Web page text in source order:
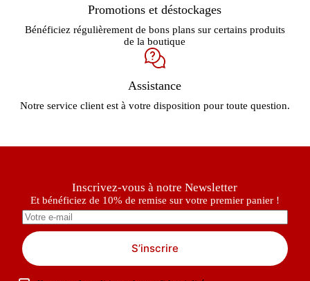
Promotions et déstockages
Bénéficiez régulièrement de bons plans sur certains produits
de la boutique
Assistance
Notre service client est à votre disposition pour toute question.
Inscrivez-vous à notre Newsletter
Et bénéficiez de 10% de remise sur votre premier panier !
S’inscrire